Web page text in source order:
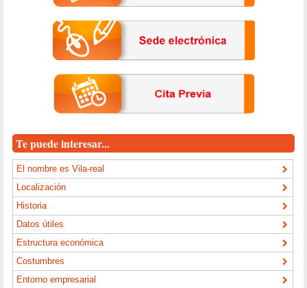
Te puede interesar...
El nombre es Vila-real
Localización
Historia
Datos útiles
Estructura económica
Costumbres
Entorno empresarial